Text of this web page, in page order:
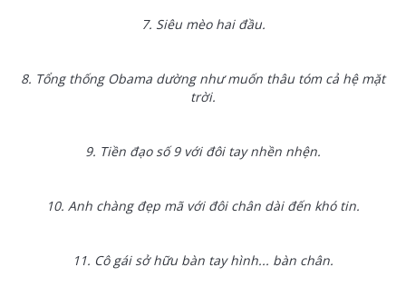
7. Siêu mèo hai đầu.
8. Tổng thống Obama dường như muốn thâu tóm cả hệ mặt
trời.
9. Tiền đạo số 9 với đôi tay nhền nhện.
10. Anh chàng đẹp mã với đôi chân dài đến khó tin.
11. Cô gái sở hữu bàn tay hình... bàn chân.